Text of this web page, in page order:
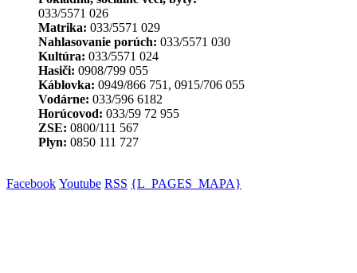
033/5571 026
Matrika: 033/5571 029
Nahlasovanie porúch: 033/5571 030
Kultúra: 033/5571 024
Hasiči: 0908/799 055
Káblovka: 0949/866 751, 0915/706 055
Vodárne: 033/596 6182
Horúcovod: 033/59 72 955
ZSE: 0800/111 567
Plyn: 0850 111 727
Facebook Youtube RSS {L_PAGES_MAPA}